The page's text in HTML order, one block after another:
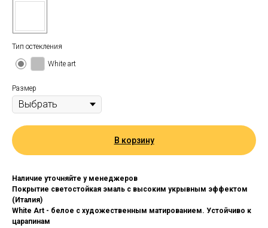
Тип остекления
White art
Размер
В корзину
Наличие уточняйте у менеджеров
Покрытие светостойкая эмаль с высоким укрывным эффектом
(Италия)
White Art - белое с художественным матированием. Устойчиво к
царапинам